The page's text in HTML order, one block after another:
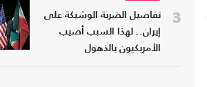
3
تفاصيل الضربة الوشيكة على
إيران.. لهذا السبب أصيب
الأمريكيون بالذهول